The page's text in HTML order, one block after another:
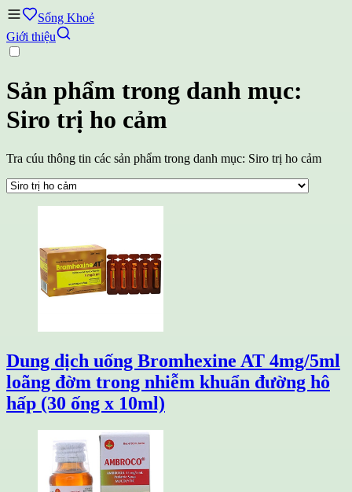
Sống Khoẻ
Giới thiệu
Sản phẩm trong danh mục:
Siro trị ho cảm
Tra cúu thông tin các sản phẩm trong danh mục: Siro trị ho cảm
Dung dịch uống Bromhexine AT 4mg/5ml
loãng đờm trong nhiễm khuẩn đường hô
hấp (30 ống x 10ml)